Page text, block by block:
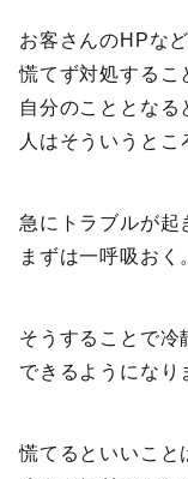
お客さんのHPな
慌てず対処するこ
自分のこととなる
人はそういうとこ
急にトラブルが起
まずは一呼吸おく
そうすることで冷
できるようになり
慌てるといいこ